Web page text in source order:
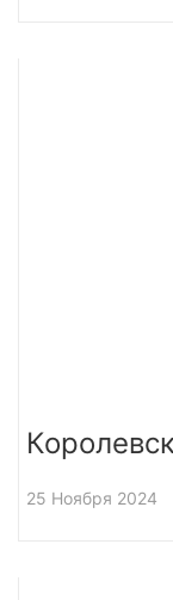
25 Ноября 2024